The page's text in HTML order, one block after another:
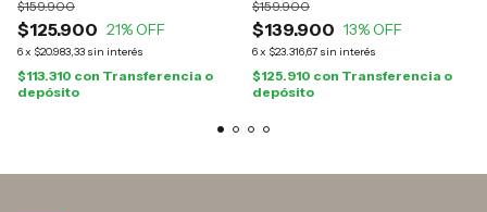
$125.900
$159.900
21% OFF
6x $20.983,33 sin interés
$113.310 con Transferencia o
depósito
$139.900
$159.900
13% OFF
6x $23.316,67 sin interés
$125.910 con Transferencia o
depósito